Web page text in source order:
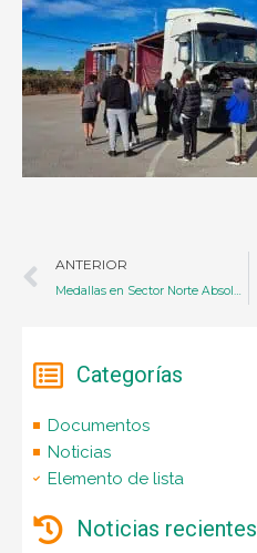
ANTERIOR
Categorías
Documentos
Noticias
Elemento de lista
Noticias recientes